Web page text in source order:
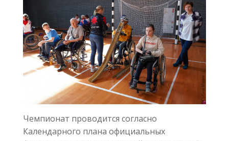
Чемпионат проводится согласно
Календарного плана официальных